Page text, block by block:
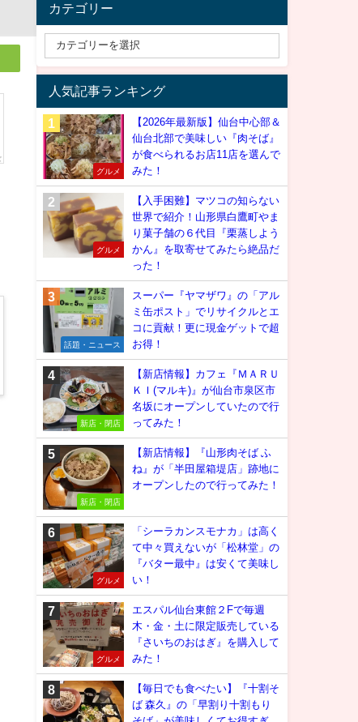
カテゴリー
人気記事ランキング
グルメ
【2026年最新版】仙台中心部＆
仙台北部で美味しい『肉そば』
が食べられるお店11店を選んで
みた！
グルメ
【入手困難】マツコの知らない
世界で紹介！山形県白鷹町やま
り菓子舗の６代目『栗蒸しよう
かん』を取寄せてみたら絶品だ
った！
話題・ニュース
スーパー『ヤマザワ』の「アル
ミ缶ポスト」でリサイクルとエ
コに貢献！更に現金ゲットで超
お得！
新店・閉店
【新店情報】カフェ『ＭＡＲＵ
ＫＩ(マルキ)』が仙台市泉区市
名坂にオープンしていたので行
ってみた！
新店・閉店
【新店情報】『山形肉そば ふ
ね』が「半田屋箱堤店」跡地に
オープンしたので行ってみた！
グルメ
「シーラカンスモナカ」は高く
て中々買えないが「松林堂」の
『バター最中』は安くて美味し
い！
グルメ
エスパル仙台東館２Fで毎週
木・金・土に限定販売している
『さいちのおはぎ』を購入して
みた！
【毎日でも食べたい】『十割そ
ば 森久』の「早割り十割もり